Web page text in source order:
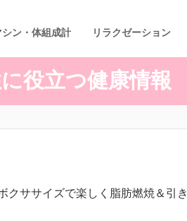
シン・体組成計 リラクゼーション
役立つ健康情報
クササイズで楽しく脂肪燃焼＆引き